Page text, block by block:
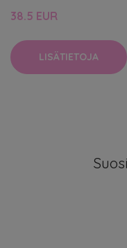
38.5 EUR
LISÄTIETOJA